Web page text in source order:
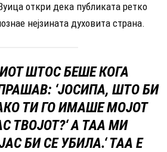
откри дека публиката ретко
нејзината духовита страна.
ШТОС БЕШЕ КОГА
‘ЈОСИПА, ШТО БИ
ТИ ГО ИМАШЕ МОЈОТ
ТВОЈОТ?‘ А ТАА МИ
БИ СЕ УБИЛА.‘ ТАА Е